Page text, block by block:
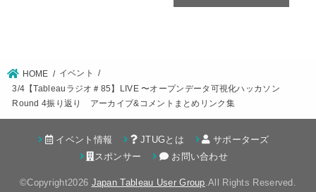
HOME
イベント
3/4【Tableauラジオ＃85】LIVE 〜オープンデータ可視化ハッカソン
Round 4振り返り アーカイブ&コメントまとめリンク集
イベント情報 JTUGとは
サポーターズ
スポンサー
お問い合わせ
©Copyright2026 Japan Tableau User Group.All Rights Reserved.